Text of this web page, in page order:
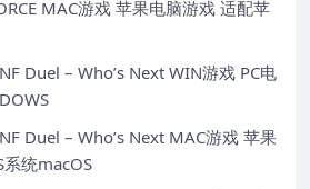
MAC游戏 苹果电脑游戏 适配苹
Duel – Who’s Next WIN游戏 PC电
Duel – Who’s Next MAC游戏 苹果
统macOS